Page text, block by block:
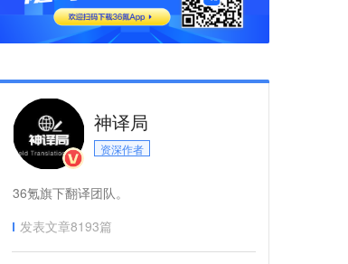
神译局
资深作者
36氪旗下翻译团队。
发表文章8193篇